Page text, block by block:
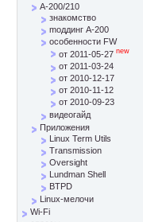
A-200/210
знакомство
mоддинг A-200
особенности FW
от 2011-05-27 new
от 2011-03-24
от 2010-12-17
от 2010-11-12
от 2010-09-23
видеогайд
Приложения
Linux Term Utils
Transmission
Oversight
Lundman Shell
BTPD
Linux-мелочи
Wi-Fi